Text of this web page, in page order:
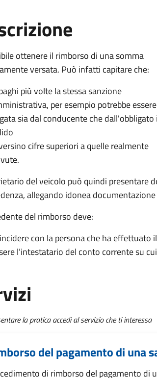
ottenere il rimborso di una somma
versata. Può infatti capitare che:
più volte la stessa sanzione
per esempio potrebbe essere
sia dal conducente che dall'obbligato
cifre superiori a quelle realmente
del veicolo può quindi presentare
allegando idonea
del rimborso deve:
con la persona che ha effettuato
l’intestatario del conto corrente su
la pratica accedi al servizio che ti interessa
del pagamento di una
di rimborso del pagamento di